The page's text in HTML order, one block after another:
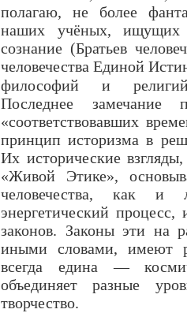
полагаю, не более
наших учёных, ищущих
сознание (Братьев
человечества Единой
философий и
Последнее замечание
«соответствовавших
принцип историзма в
Их исторические
«Живой Этике»,
человечества, как
энергетический
законов. Законы эти на
иными словами, имеют
всегда едина —
объединяет разные
творчество.